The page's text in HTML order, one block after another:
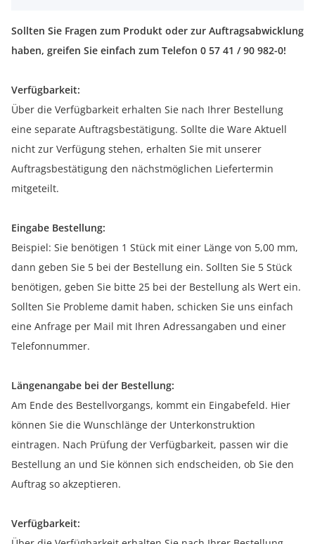
Sollten Sie Fragen zum Produkt oder zur Auftragsabwicklung
haben, greifen Sie einfach zum Telefon 0 57 41 / 90 982-0!
Verfügbarkeit:
Über die Verfügbarkeit erhalten Sie nach Ihrer Bestellung
eine separate Auftragsbestätigung. Sollte die Ware Aktuell
nicht zur Verfügung stehen, erhalten Sie mit unserer
Auftragsbestätigung den nächstmöglichen Liefertermin
mitgeteilt.
Eingabe Bestellung:
Beispiel: Sie benötigen 1 Stück mit einer Länge von 5,00 mm,
dann geben Sie 5 bei der Bestellung ein. Sollten Sie 5 Stück
benötigen, geben Sie bitte 25 bei der Bestellung als Wert ein.
Sollten Sie Probleme damit haben, schicken Sie uns einfach
eine Anfrage per Mail mit Ihren Adressangaben und einer
Telefonnummer.
Längenangabe bei der Bestellung:
Am Ende des Bestellvorgangs, kommt ein Eingabefeld. Hier
können Sie die Wunschlänge der Unterkonstruktion
eintragen. Nach Prüfung der Verfügbarkeit, passen wir die
Bestellung an und Sie können sich endscheiden, ob Sie den
Auftrag so akzeptieren.
Verfügbarkeit: